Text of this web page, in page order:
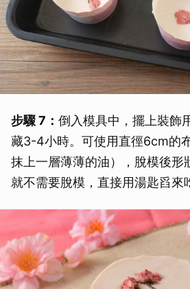
步驟 7： 倒入模具中，擺上裝飾
藏3-4小時。可使用直徑6cm的
抹上一層薄薄的油），脫模後形
就不需要脫模，直接用湯匙舀來